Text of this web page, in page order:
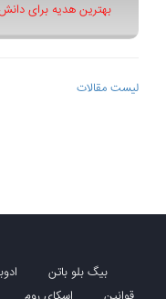
بهترین هدیه برای
لیست مقالات
بیگ بلو باتن